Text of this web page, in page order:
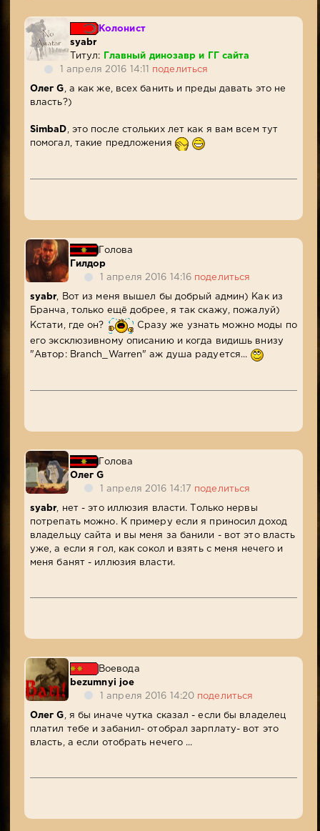
Колонист
syabr
Титул:
Главный динозавр и ГГ сайта
1 апреля 2016 14:11
поделиться
Олег G, а как же, всех банить и преды давать это не
власть?)
SimbaD, это после стольких лет как я вам всем тут
помогал, такие предложения
Голова
Гилдор
1 апреля 2016 14:16 поделиться
syabr , Вот из меня вышел бы добрый админ) Как из
Бранча, только ещё добрее, я так скажу, пожалуй)
Кстати, где он?
Сразу же узнать можно моды по
его эксклюзивному описанию и когда видишь внизу
"Автор: Branch_Warren" аж душа радуется...
Голова
Олег G
1 апреля 2016 14:17 поделиться
syabr , нет - это иллюзия власти. Только нервы
потрепать можно. К примеру если я приносил доход
владельцу сайта и вы меня за банили - вот это власть
уже, а если я гол, как сокол и взять с меня нечего и
меня банят - иллюзия власти.
Воевода
bezumnyi joe
1 апреля 2016 14:20 поделиться
Олег G , я бы иначе чутка сказал - если бы владелец
платил тебе и забанил- отобрал зарплату- вот это
власть, а если отобрать нечего ...